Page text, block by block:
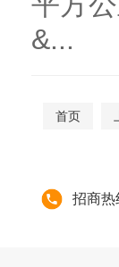
&...
首页
招商热